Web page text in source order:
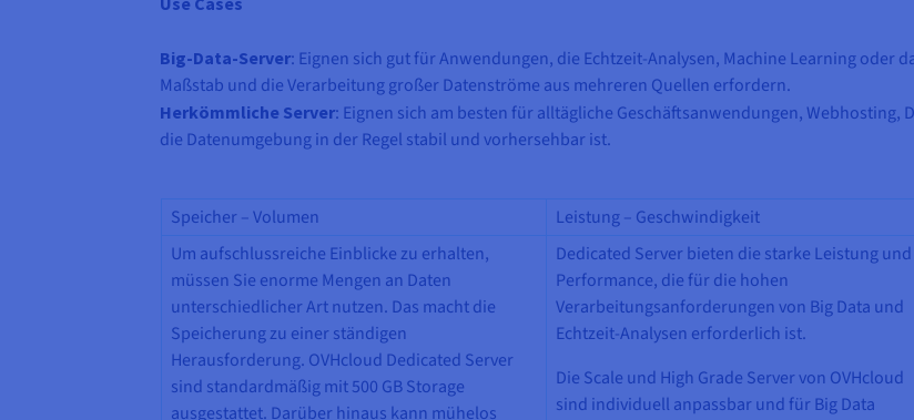
Big-Data-Server: Eignen sich gut für Anwendungen, die Echtzeit-Analysen, Machine Learning oder
Maßstab und die Verarbeitung großer Datenströme aus mehreren Quellen erfordern.
Herkömmliche Server: Eignen sich am besten für alltägliche Geschäftsanwendungen,
die Datenumgebung in der Regel stabil und vorhersehbar ist.
Speicher – Volumen Leistung – Geschwindigkeit
Um aufschlussreiche Einblicke zu erhalten,
müssen Sie enorme Mengen an Daten
unterschiedlicher Art nutzen. Das macht die
Speicherung zu einer ständigen
Herausforderung. OVHcloud Dedicated Server
sind standardmäßig mit 500 GB Storage
ausgestattet. Darüber hinaus kann mühelos
Dedicated Server bieten die starke Leistung und
Performance, die für die hohen
Verarbeitungsanforderungen von Big Data und
Echtzeit-Analysen erforderlich ist.
Die Scale und High Grade Server von OVHcloud
sind individuell anpassbar und für Big Data